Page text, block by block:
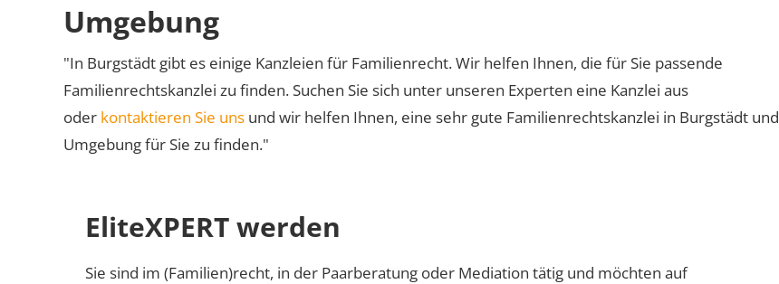
Umgebung
"In Burgstädt gibt es einige Kanzleien für Familienrecht. Wir helfen Ihnen, die für Sie passende
Familienrechtskanzlei zu finden. Suchen Sie sich unter unseren Experten eine Kanzlei aus
oder kontaktieren Sie uns und wir helfen Ihnen, eine sehr gute Familienrechtskanzlei in Burgstädt und
Umgebung für Sie zu finden."
EliteXPERT werden
Sie sind im (Familien)recht, in der Paarberatung oder Mediation tätig und möchten auf